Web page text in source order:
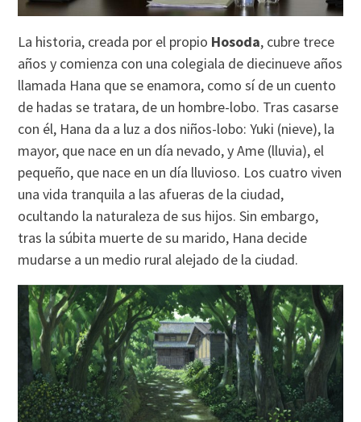
La historia, creada por el propio Hosoda, cubre trece
años y comienza con una colegiala de diecinueve años
llamada Hana que se enamora, como sí de un cuento
de hadas se tratara, de un hombre-lobo. Tras casarse
con él, Hana da a luz a dos niños-lobo: Yuki (nieve), la
mayor, que nace en un día nevado, y Ame (lluvia), el
pequeño, que nace en un día lluvioso. Los cuatro viven
una vida tranquila a las afueras de la ciudad,
ocultando la naturaleza de sus hijos. Sin embargo,
tras la súbita muerte de su marido, Hana decide
mudarse a un medio rural alejado de la ciudad.